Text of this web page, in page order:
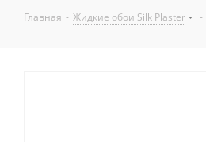
Главная - Жидкие обои Silk Plaster -